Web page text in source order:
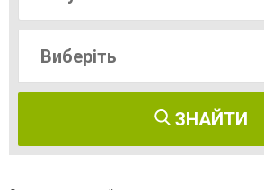
ЗНАЙТИ